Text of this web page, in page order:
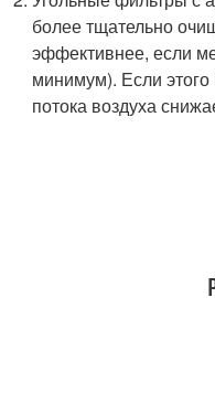
более тщательно
эффективнее, если
минимум). Если
потока воздуха